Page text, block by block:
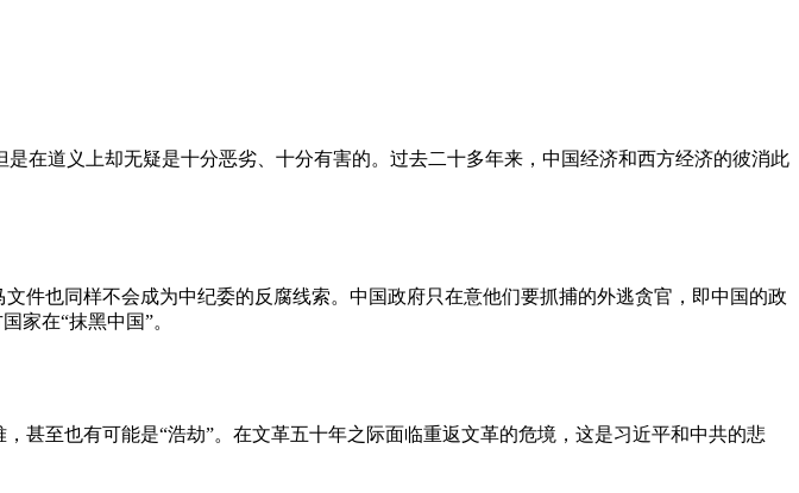
在道义上却无疑是十分恶劣、十分有害的。过去二十多年来，中国经济和西方经济的彼消此
件也同样不会成为中纪委的反腐线索。中国政府只在意他们要抓捕的外逃贪官，即中国的政
家在“抹黑中国”。
甚至也有可能是“浩劫”。在文革五十年之际面临重返文革的危境，这是习近平和中共的悲